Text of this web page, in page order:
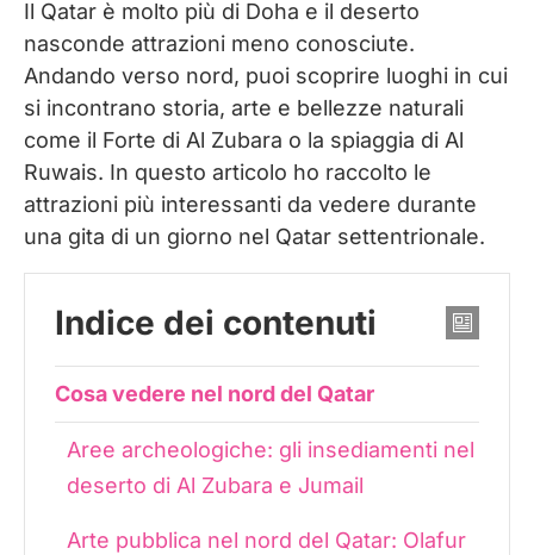
Il Qatar è molto più di Doha e il deserto
nasconde attrazioni meno conosciute.
Andando verso nord, puoi scoprire luoghi in cui
si incontrano storia, arte e bellezze naturali
come il Forte di Al Zubara o la spiaggia di Al
Ruwais. In questo articolo ho raccolto le
attrazioni più interessanti da vedere durante
una gita di un giorno nel Qatar settentrionale.
Indice dei contenuti
Cosa vedere nel nord del Qatar
Aree archeologiche: gli insediamenti nel
deserto di Al Zubara e Jumail
Arte pubblica nel nord del Qatar: Olafur